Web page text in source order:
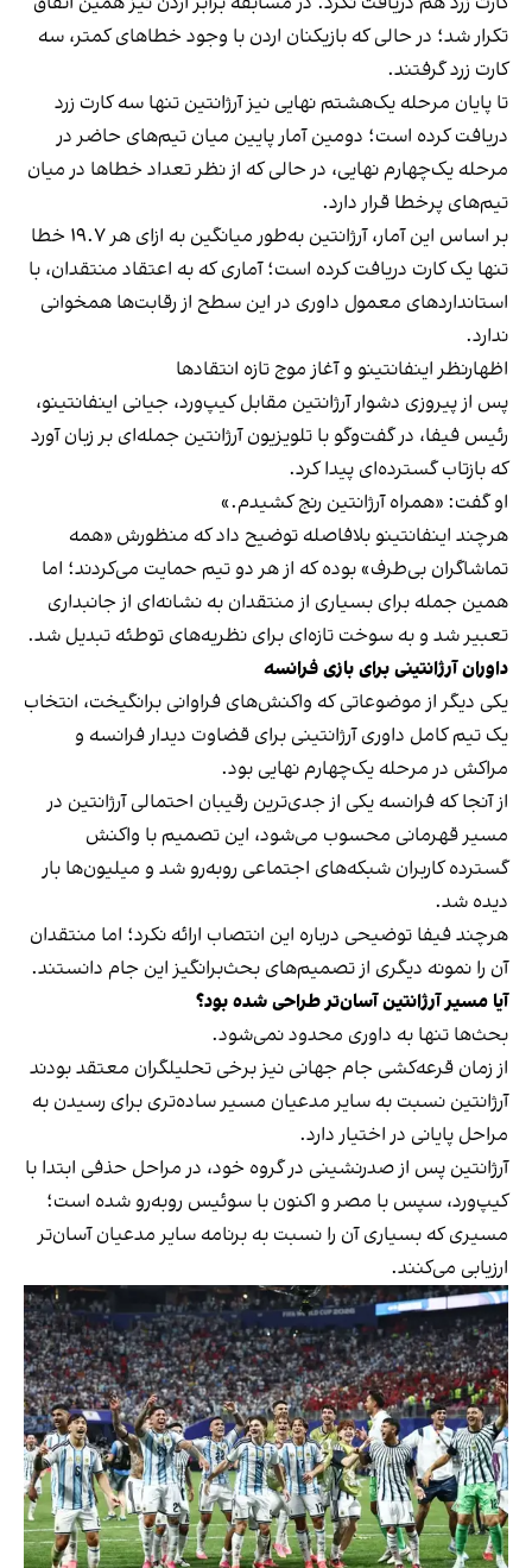
تکرار شد؛ در حالی که بازیکنان اردن با وجود خطاهای کمتر، سه
کارت زرد گرفتند.
تا پایان مرحله یک‌هشتم نهایی نیز آرژانتین تنها سه کارت زرد
دریافت کرده است؛ دومین آمار پایین میان تیم‌های حاضر در
مرحله یک‌چهارم نهایی، در حالی که از نظر تعداد خطاها در میان
تیم‌های پرخطا قرار دارد.
بر اساس این آمار، آرژانتین به‌طور میانگین به ازای هر ۱۹.۷ خطا
تنها یک کارت دریافت کرده است؛ آماری که به اعتقاد منتقدان، با
استانداردهای معمول داوری در این سطح از رقابت‌ها همخوانی
ندارد.
اظهارنظر اینفانتینو و آغاز موج تازه انتقادها
پس از پیروزی دشوار آرژانتین مقابل کیپ‌ورد، جیانی اینفانتینو،
رئیس فیفا، در گفت‌وگو با تلویزیون آرژانتین جمله‌ای بر زبان آورد
که بازتاب گسترده‌ای پیدا کرد.
او گفت: «همراه آرژانتین رنج کشیدم.»
هرچند اینفانتینو بلافاصله توضیح داد که منظورش «همه
تماشاگران بی‌طرف» بوده که از هر دو تیم حمایت می‌کردند؛ اما
همین جمله برای بسیاری از منتقدان به نشانه‌ای از جانبداری
تعبیر شد و به سوخت تازه‌ای برای نظریه‌های توطئه تبدیل شد.
داوران آرژانتینی برای بازی فرانسه
یکی دیگر از موضوعاتی که واکنش‌های فراوانی برانگیخت، انتخاب
یک تیم کامل داوری آرژانتینی برای قضاوت دیدار فرانسه و
مراکش در مرحله یک‌چهارم نهایی بود.
از آنجا که فرانسه یکی از جدی‌ترین رقیبان احتمالی آرژانتین در
مسیر قهرمانی محسوب می‌شود، این تصمیم با واکنش
گسترده کاربران شبکه‌های اجتماعی روبه‌رو شد و میلیون‌ها بار
دیده شد.
هرچند فیفا توضیحی درباره این انتصاب ارائه نکرد؛ اما منتقدان
آن را نمونه دیگری از تصمیم‌های بحث‌برانگیز این جام دانستند.
آیا مسیر آرژانتین آسان‌تر طراحی شده بود؟
بحث‌ها تنها به داوری محدود نمی‌شود.
از زمان قرعه‌کشی جام جهانی نیز برخی تحلیلگران معتقد بودند
آرژانتین نسبت به سایر مدعیان مسیر ساده‌تری برای رسیدن به
مراحل پایانی در اختیار دارد.
آرژانتین پس از صدرنشینی در گروه خود، در مراحل حذفی ابتدا با
کیپ‌ورد، سپس با مصر و اکنون با سوئیس روبه‌رو شده است؛
مسیری که بسیاری آن را نسبت به برنامه سایر مدعیان آسان‌تر
ارزیابی می‌کنند.